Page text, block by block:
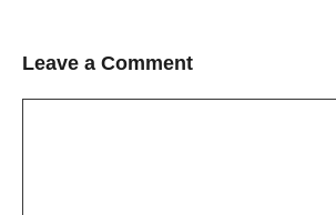
Leave a Comment